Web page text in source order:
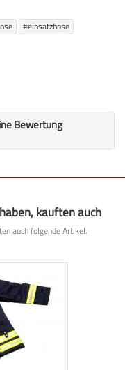
#einsatzhose
Bewertung
kauften auch
auch folgende Artikel.